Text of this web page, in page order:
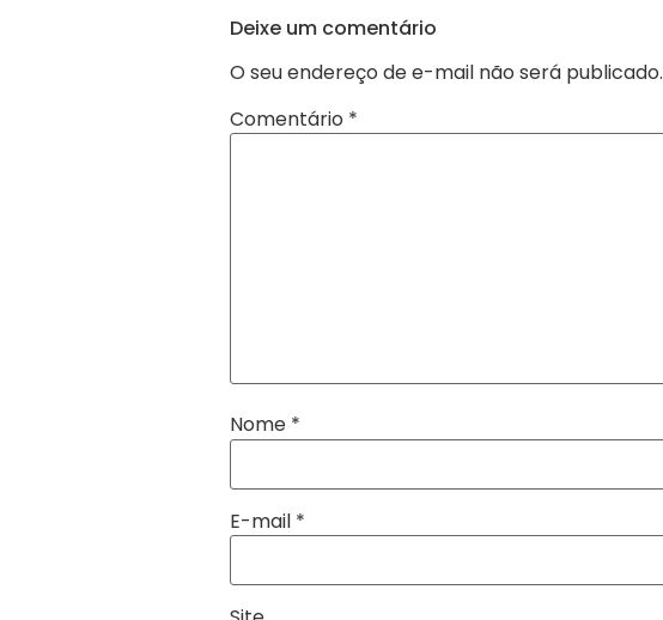
Deixe um comentário
O seu endereço de e-mail não será publicado.
Comentário *
Nome *
E-mail *